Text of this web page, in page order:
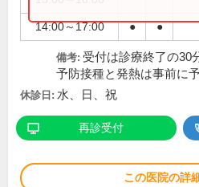
14:00～17:00 ● ●
備考: 受付は診療終了の30
予防接種と発熱は事前に
休診日: 水、日、祝
再診受付
この医院の詳